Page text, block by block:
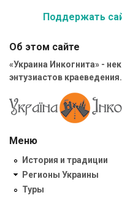
Поддержать
Об этом сайте
«Украина Инкогнита» -
энтузиастов краеведения.
Меню
История и традиции
Регионы Украины
Туры